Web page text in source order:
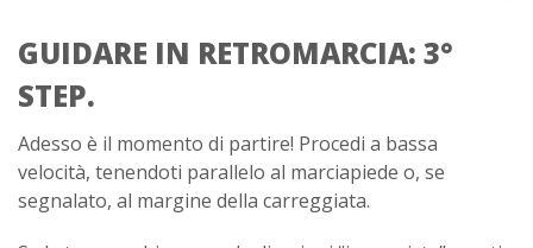
GUIDARE IN RETROMARCIA: 3°
STEP.
Adesso è il momento di partire! Procedi a bassa
velocità, tenendoti parallelo al marciapiede o, se
segnalato, al margine della carreggiata.